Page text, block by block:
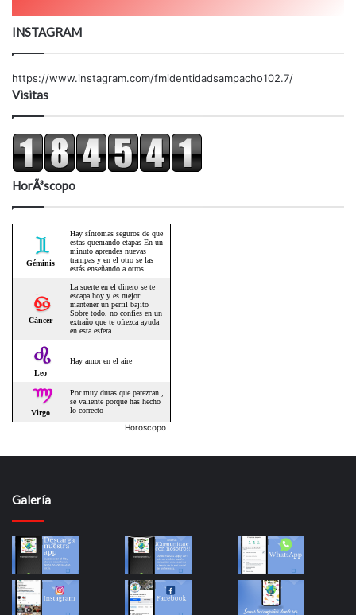
INSTAGRAM
https://www.instagram.com/fmidentidadsampacho102.7/
Visitas
HorÃ³scopo
Horoscopo
Galería